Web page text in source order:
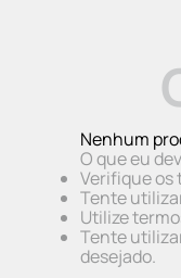
Nenhum
O que eu
Verifique os
Tente
Utilize
Tente
desejado.